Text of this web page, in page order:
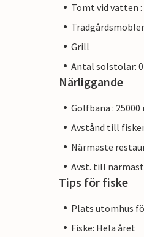
Tomt vid vatten :
Trädgårdsmöbler
Grill
Antal solstolar: 0
Närliggande
Golfbana : 25000
Avstånd till
Närmaste
Avst. till
Tips för fiske
Plats utomhus
Fiske: Hela året